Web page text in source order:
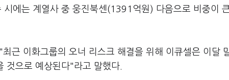
에는 계열사 중 웅진북센(1391억원) 다음으로 비중이
근 이화그룹의 오너 리스크 해결을 위해 이큐셀은 이달
것으로 예상된다"라고 말했다.